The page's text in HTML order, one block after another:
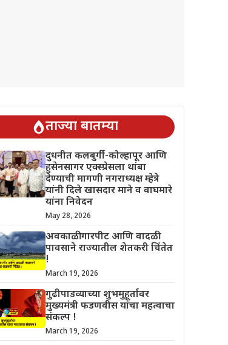
ताज्या बातम्या
दुधनीत कलबुर्गी-कोल्हापूर आणि
हुसेनसागर एक्स्प्रेसला थांबा
देण्याची मागणी नगराध्यक्ष म्हेत्रे
यांनी दिले खासदार माने व वाघमारे
यांना निवेदन
May 28, 2026
अवकाळी गारपीट आणि वादळी
पावसाने राज्यातील शेतकरी चिंतेत
!
March 19, 2026
गुढीपाडव्याच्या शुभमुहूर्तावर
मुख्यमंत्री फडणवीस यांचा महत्वाचा
संकल्प !
March 19, 2026